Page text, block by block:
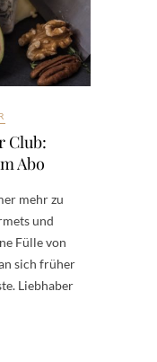
Club:
Abo
mehr zu
und
Fülle von
sich früher
Liebhaber